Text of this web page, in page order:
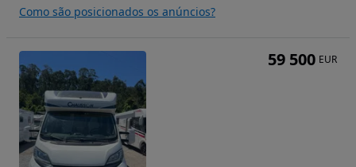
Como são posicionados os anúncios?
59 500 EUR